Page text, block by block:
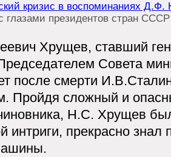
кризис в воспоминаниях
глазами президентов стран
Хрущев, ставший
Совета
после смерти
Пройдя сложный и
Н.С. Хрущев
интриги, прекрасно знал